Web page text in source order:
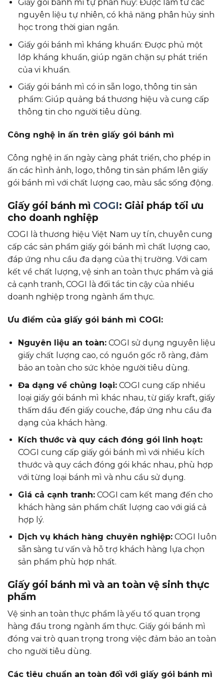
Giấy gói bánh mì tự phân hủy: Được làm từ các
nguyên liệu tự nhiên, có khả năng phân hủy sinh
học trong thời gian ngắn.
Giấy gói bánh mì kháng khuẩn: Được phủ một
lớp kháng khuẩn, giúp ngăn chặn sự phát triển
của vi khuẩn.
Giấy gói bánh mì có in sẵn logo, thông tin sản
phẩm: Giúp quảng bá thương hiệu và cung cấp
thông tin cho người tiêu dùng.
Công nghệ in ấn trên giấy gói bánh mì
Công nghệ in ấn ngày càng phát triển, cho phép in
ấn các hình ảnh, logo, thông tin sản phẩm lên giấy
gói bánh mì với chất lượng cao, màu sắc sống động.
Giấy gói bánh mì COGI: Giải pháp tối ưu
cho doanh nghiệp
COGI là thương hiệu Việt Nam uy tín, chuyên cung
cấp các sản phẩm giấy gói bánh mì chất lượng cao,
đáp ứng nhu cầu đa dạng của thị trường. Với cam
kết về chất lượng, vệ sinh an toàn thực phẩm và giá
cả cạnh tranh, COGI là đối tác tin cậy của nhiều
doanh nghiệp trong ngành ẩm thực.
Ưu điểm của giấy gói bánh mì COGI:
Nguyên liệu an toàn:COGI sử dụng nguyên liệu
giấy chất lượng cao, có nguồn gốc rõ ràng, đảm
bảo an toàn cho sức khỏe người tiêu dùng.
Đa dạng về chủng loại:COGI cung cấp nhiều
loại giấy gói bánh mì khác nhau, từ giấy kraft, giấy
thấm dầu đến giấy couche, đáp ứng nhu cầu đa
dạng của khách hàng.
Kích thước và quy cách đóng gói linh hoạt:
COGI cung cấp giấy gói bánh mì với nhiều kích
thước và quy cách đóng gói khác nhau, phù hợp
với từng loại bánh mì và nhu cầu sử dụng.
Giá cả cạnh tranh:COGI cam kết mang đến cho
khách hàng sản phẩm chất lượng cao với giá cả
hợp lý.
Dịch vụ khách hàng chuyên nghiệp:COGI luôn
sẵn sàng tư vấn và hỗ trợ khách hàng lựa chọn
sản phẩm phù hợp nhất.
Giấy gói bánh mì và an toàn vệ sinh thực
phẩm
Vệ sinh an toàn thực phẩm là yếu tố quan trọng
hàng đầu trong ngành ẩm thực. Giấy gói bánh mì
đóng vai trò quan trọng trong việc đảm bảo an toàn
cho người tiêu dùng.
Các tiêu chuẩn an toàn đối với giấy gói bánh mì